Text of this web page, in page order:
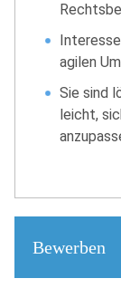
agilen
Sie sind
leicht,
Bewerben